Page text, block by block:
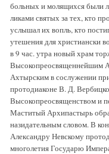
больных и молящихся были
ликами святых за тех, кто
услышал их вопль, кто
утешения для христиански
в 9 час. утра новый храм
Высокопреосвященнейшим
Ахтырским в сослужении
протодиаконе В. Д.
Высокопреосвященством и
Маститый Архипастырь
назидательным словом. В
Александру Невскому
многолетия Государю